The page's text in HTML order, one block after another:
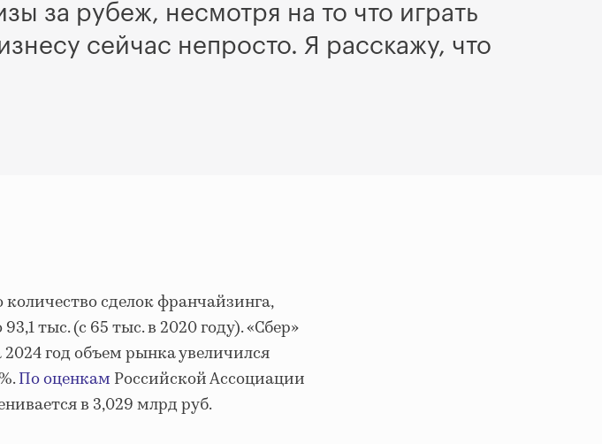
за рубеж, несмотря на то что играть
сейчас непросто. Я расскажу, что
сделок франчайзинга,
тыс. (с 65 тыс. в 2020 году). «Сбер»
2024 год объем рынка увеличился
По оценкам Российской Ассоциации
в 3,029 млрд руб.